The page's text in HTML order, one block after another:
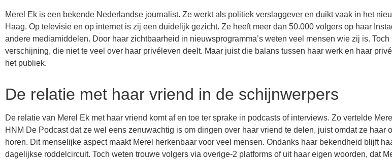
Merel Ek is een bekende Nederlandse journalist. Ze werkt als politiek verslaggever en duikt vaak in het
Haag. Op televisie en op internet is zij een duidelijk gezicht. Ze heeft meer dan 50.000 volgers op haar
andere mediamiddelen. Door haar zichtbaarheid in nieuwsprogramma’s weten veel mensen wie zij is.
verschijning, die niet te veel over haar privéleven deelt. Maar juist die balans tussen haar werk en haar
het publiek.
De relatie met haar vriend in de schijnwerpers
De relatie van Merel Ek met haar vriend komt af en toe ter sprake in podcasts of interviews. Zo vertelde
HNM De Podcast dat ze wel eens zenuwachtig is om dingen over haar vriend te delen, juist omdat ze haar
horen. Dit menselijke aspect maakt Merel herkenbaar voor veel mensen. Ondanks haar bekendheid blijft
dagelijkse roddelcircuit. Toch weten trouwe volgers via overige-2 platforms of uit haar eigen woorden, dat